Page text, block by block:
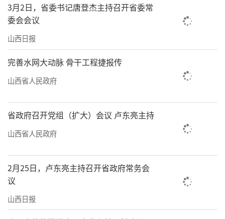
3月2日，省委书记唐登杰主持召开省委常
委会会议
山西日报
完善水网大动脉 骨干工程捷报传
山西省人民政府
省政府召开党组（扩大）会议 卢东亮主持
山西省人民政府
2月25日，卢东亮主持召开省政府常务会
议
山西日报